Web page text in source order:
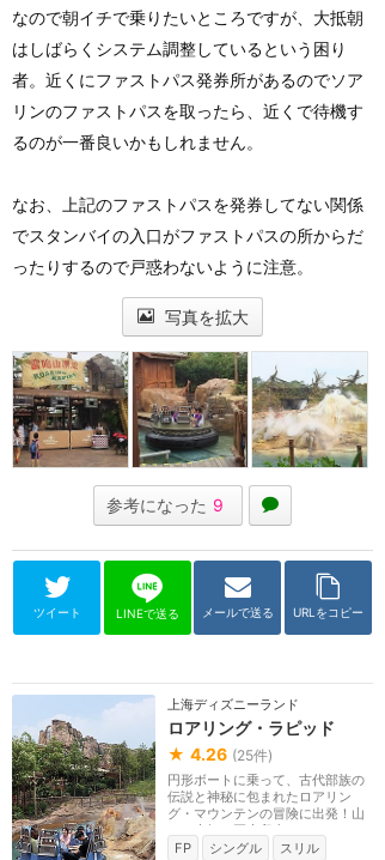
なので朝イチで乗りたいところですが、大抵朝
はしばらくシステム調整しているという困り
者。近くにファストパス発券所があるのでソア
リンのファストパスを取ったら、近くで待機す
るのが一番良いかもしれません。
なお、上記のファストパスを発券してない関係
でスタンバイの入口がファストパスの所からだ
ったりするので戸惑わないように注意。
写真を拡大
参考になった 9
ツイート LINEで送る メールで送る URLをコピー
上海ディズニーランド
ロアリング・ラピッド
★ 4.26 (25件)
円形ボートに乗って、古代部族の
伝説と神秘に包まれたロアリン
グ・マウンテンの冒険に出発！山
には未知の巨大爬虫...
FP
シングル
スリル